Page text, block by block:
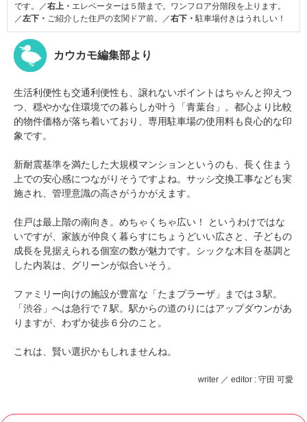
です。／右上・ エレベーターは５階まで。ワンフロア分階段を上ります。
／左下・ ご紹介した住戸の玄関ドア前。／右下・駐車場付きはうれしい！
カウカモ編集部より
生活利便性も交通利便性も、譲れないポイントはちゃんと抑えつ
つ、穏やかな住環境での暮らしが叶う「青葉台」。都心より比較
的物件価格が落ち着いており、専用駐車場の使用料も良心的な印
象です。
新耐震基準を満たした大規模マンションというのも、長く住まう
上での安心感につながりそうですよね。サッシ交換工事なども実
施され、管理意識の高さがうかがえます。
住戸は最上階の南向き。めちゃくちゃ広い！ というわけではな
いですが、家族が仲良く暮らすにちょうどいい広さと、子どもの
成長を見据えられる個室の数が魅力です。シックな木目を基調と
した内装は、グリーンが似合いそう。
ファミリー向けの施設が豊富な「たまプラーザ」までは３駅。
「渋谷」へは急行で７駅。駅からの道のりにはアップダウンがあ
りますが、わずか徒歩６分のこと。
これは、賢い選択かもしれませんね。
writer ／ editor : 守田 可愛